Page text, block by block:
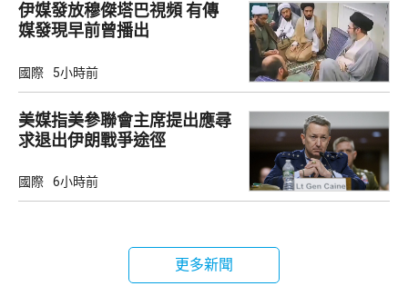
伊媒發放穆傑塔巴視頻 有傳
媒發現早前曾播出
國際 5小時前
美媒指美參聯會主席提出應尋
求退出伊朗戰爭途徑
國際 6小時前
更多新聞